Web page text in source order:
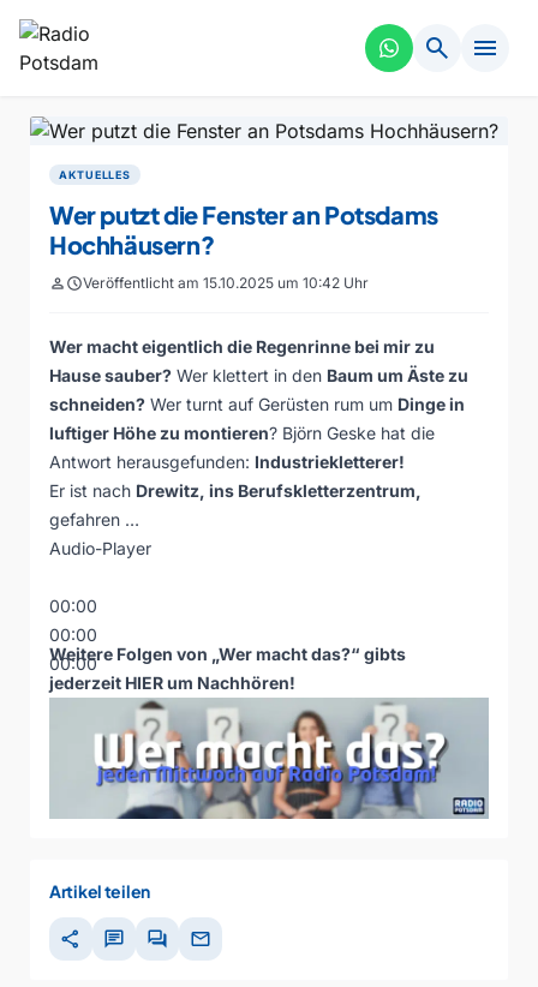
search menu
AKTUELLES
Wer putzt die Fenster an Potsdams
Hochhäusern?
personscheduleVeröffentlicht am 15.10.2025 um 10:42 Uhr
Wer macht eigentlich die Regenrinne bei mir zu
Hause sauber? Wer klettert in den Baum um Äste zu
schneiden? Wer turnt auf Gerüsten rum um Dinge in
luftiger Höhe zu montieren? Björn Geske hat die
Antwort herausgefunden: Industriekletterer!
Er ist nach Drewitz, ins Berufskletterzentrum,
gefahren …
Audio-Player
00:00
00:00
00:00
Weitere Folgen von „Wer macht das?“ gibts
jederzeit HIER um Nachhören!
Artikel teilen
share chat forum mail